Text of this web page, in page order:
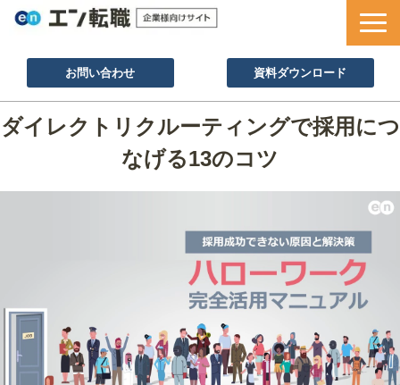
お問い合わせ 資料ダウンロード
サービス一覧
採用ノウハウ
お役立ち資料
ダイレクトリクルーティングで採用につ
なげる13のコツ